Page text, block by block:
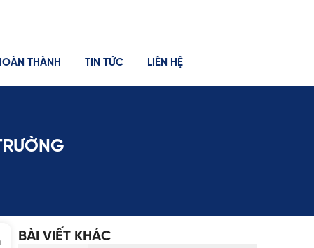
THÀNH TIN TỨC LIÊN HỆ
BÀI VIẾT KHÁC